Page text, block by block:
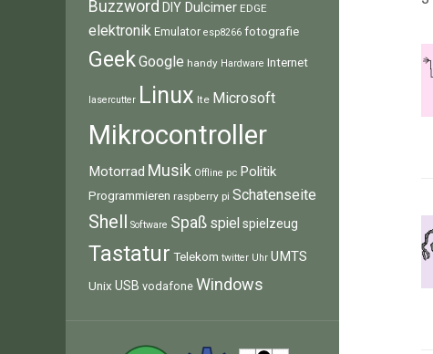
Buzzword DIY Dulcimer EDGE
elektronik Emulator esp8266 fotografie
GeekGoogle handy Hardware Internet
lasercutter Linux lte Microsoft
Mikrocontroller
Motorrad Musik Offline pc Politik
Programmieren raspberry pi Schatenseite
Shell Software Spaß spiel spielzeug
Tastatur Telekom twitter Uhr UMTS
Unix USB vodafone Windows